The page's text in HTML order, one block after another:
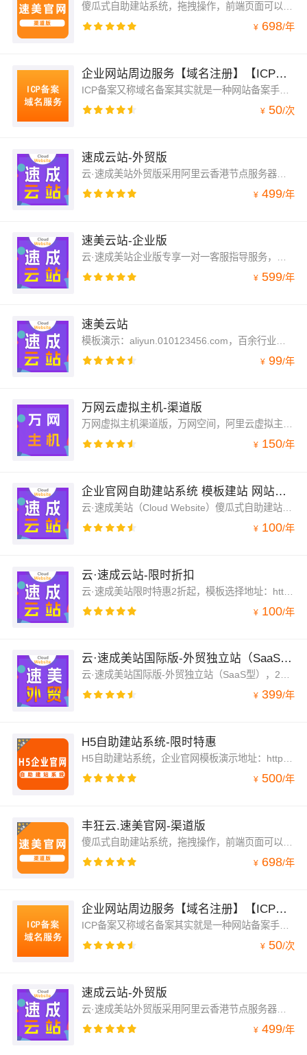
傻瓜式自助建站系统，拖拽操作，前端页面可以自主设计，不用懂代码。简单方便、快捷省心，一站式服务。
¥ 698/年
企业网站周边服务【域名注册】【ICP备案】【域名解析】【SSL证书配置】【企业邮箱】【增值电信许可证专用...
¥ 50/次
速成云站-外贸版
¥ 499/年
速美云站-企业版
¥ 599/年
速美云站
¥ 99/年
万网云虚拟主机-渠道版
万网虚拟主机渠道版，万网空间，阿里云虚拟主机，PHP空间。
¥ 150/年
企业官网自助建站系统 模板建站 网站模板 官网设计制作-速成云站
¥ 100/年
云·速成云站-限时折扣
¥ 100/年
云·速成美站国际版-外贸独立站（SaaS型）
云·速成美站国际版-外贸独立站（SaaS型），2折起购！一站式服务，全程客服跟踪服务，模板选择地址：aliyun.010123456.com，咨询电话：4009030002转13931
¥ 399/年
H5自助建站系统-限时特惠
¥ 500/年
丰狂云.速美官网-渠道版
¥ 698/年
企业网站周边服务【域名注册】【ICP备案】【域名解析】【SSL证书配置】【企业邮箱】【增值电信许可证专用...
¥ 50/次
速成云站-外贸版
¥ 499/年